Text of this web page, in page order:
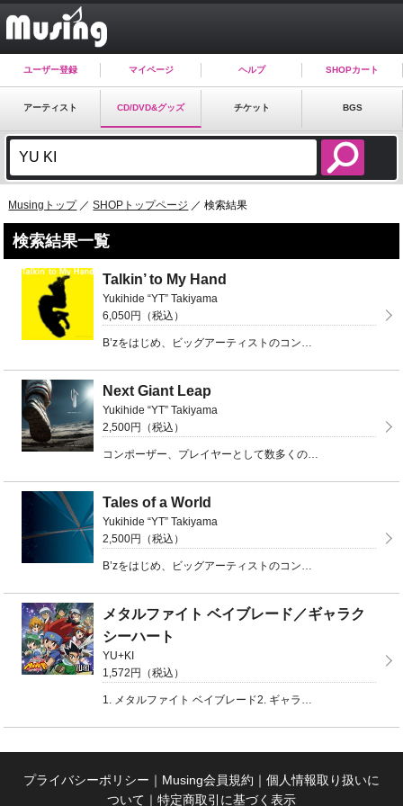
ユーザー登録 マイページ ヘルプ SHOPカート
アーティスト CD/DVD&グッズ チケット BGS
Musingトップ／SHOPトップページ ／ 検索結果
検索結果一覧
Talkin’ to My Hand
Yukihide “YT” Takiyama
6,050円（税込）
B’zをはじめ、ビッグアーティストのコンポーザー、アレンジャー、ギタリスト、ベーシストとして活躍する ...
Next Giant Leap
Yukihide “YT” Takiyama
2,500円（税込）
コンポーザー、プレイヤーとして数多くのビッグアーティストのレコーディングやライブで活躍するYukih ...
Tales of a World
Yukihide “YT” Takiyama
2,500円（税込）
B’zをはじめ、ビッグアーティストのコンポーザー、アレンジャー、ギタリスト、ベーシストとして活躍する ...
メタルファイト ベイブレード／ギャラク
シーハート
YU+KI
1,572円（税込）
1. メタルファイト ベイブレード2. ギャラクシーハート3. メタルファイト ベイブレード(DNA ...
プライバシーポリシー ｜ Musing会員規約 ｜ 個人情報取り扱いに
ついて ｜ 特定商取引に基づく表示